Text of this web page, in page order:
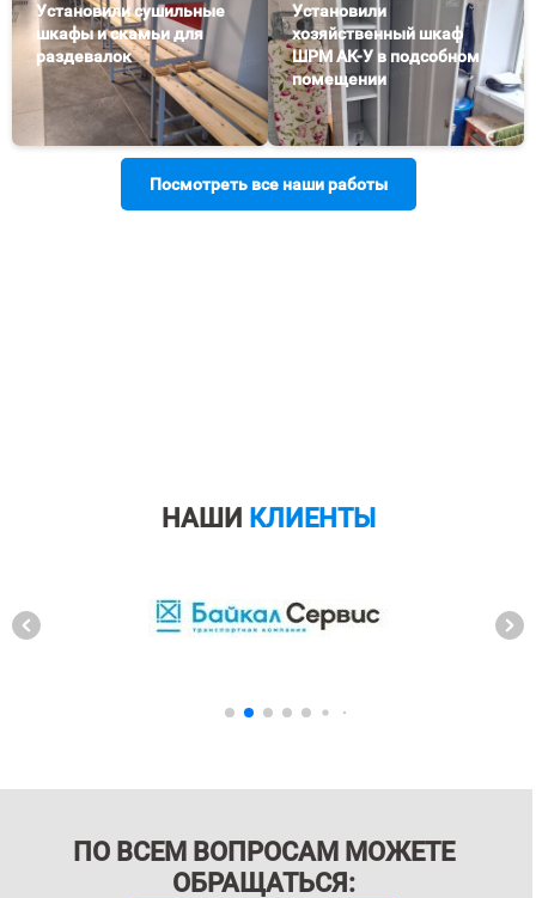
Установили сушильные
шкафы и скамьи для
раздевалок
Установили
хозяйственный шкаф
ШРМ АК-У в подсобном
помещении
Посмотреть все наши работы
НАШИ КЛИЕНТЫ
ПО ВСЕМ ВОПРОСАМ МОЖЕТЕ
ОБРАЩАТЬСЯ: